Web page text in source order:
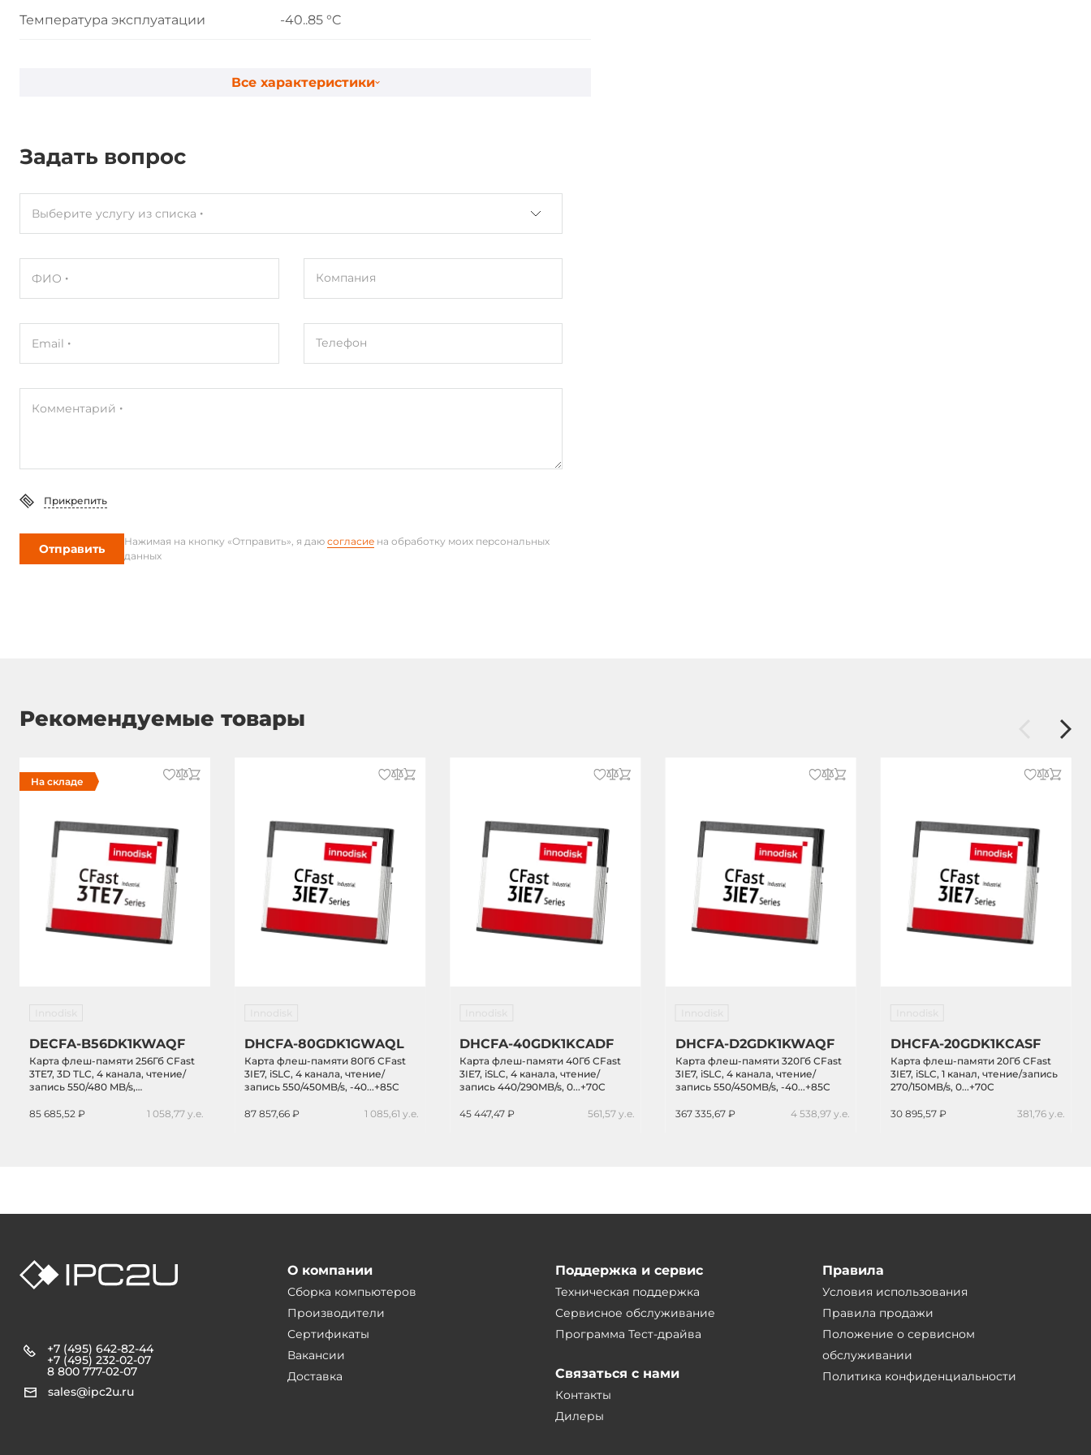
Температура эксплуатации -40..85 °C
Габариты упаковки
Вес без упаковки 0.01 кг
Вес в упаковке 0.01 кг
Все характеристики
Задать вопрос
Выберите услугу из списка
ФИО Компания
Email Телефон
Комментарий
Прикрепить
Отправить Нажимая на кнопку «Отправить», я даю согласие на обработку моих персональных
данных
Рекомендуемые товары
На складе
DECFA-B56DK1KWAQF
Карта флеш-памяти 256Гб CFast
3TE7, 3D TLC, 4 канала, чтение/
запись 550/480 MB/s,
-40...+70C
85 685,52 ₽ 1 058,77 у.е.
DHCFA-80GDK1GWAQL
Карта флеш-памяти 80Гб CFast
3IE7, iSLC, 4 канала, чтение/
запись 550/450MB/s, -40...+85C
87 857,66 ₽ 1 085,61 у.е.
DHCFA-40GDK1KCADF
Карта флеш-памяти 40Гб CFast
3IE7, iSLC, 4 канала, чтение/
запись 440/290MB/s, 0...+70C
45 447,47 ₽ 561,57 у.е.
DHCFA-D2GDK1KWAQF
Карта флеш-памяти 320Гб CFast
3IE7, iSLC, 4 канала, чтение/
запись 550/450MB/s, -40...+85C
367 335,67 ₽ 4 538,97 у.е.
DHCFA-20GDK1KCASF
Карта флеш-памяти 20Гб CFast
3IE7, iSLC, 1 канал, чтение/запись
270/150MB/s, 0...+70C
30 895,57 ₽ 381,76 у.е.
+7 (495) 642-82-44
+7 (495) 232-02-07
8 800 777-02-07
sales@ipc2u.ru
О компании
Сборка компьютеров
Производители
Сертификаты
Вакансии
Доставка
Поддержка и сервис
Техническая поддержка
Сервисное обслуживание
Программа Тест-драйва
Связаться с нами
Контакты
Дилеры
Правила
Условия использования
Правила продажи
Положение о сервисном
обслуживании
Политика конфиденциальности